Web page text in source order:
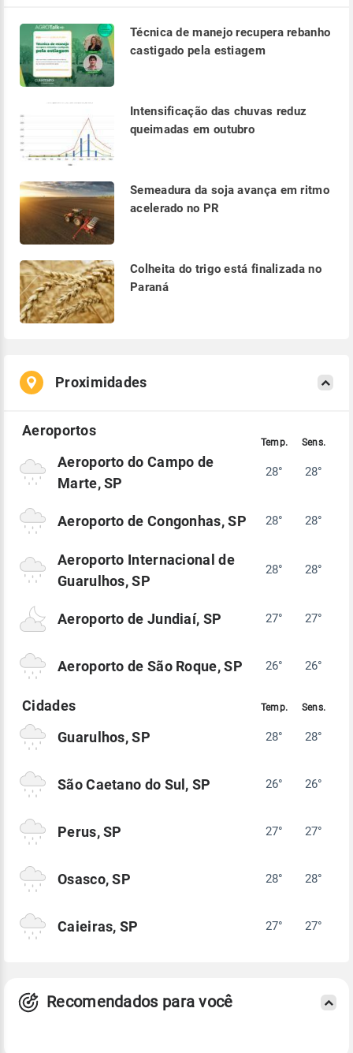
Técnica de manejo recupera rebanho
castigado pela estiagem
Intensificação das chuvas reduz
queimadas em outubro
Semeadura da soja avança em ritmo
acelerado no PR
Colheita do trigo está finalizada no
Paraná
Proximidades
Aeroporto do Campo de
Marte, SP
28° 28°
Aeroporto de Congonhas, SP 28° 28°
Aeroporto Internacional de
Guarulhos, SP
28° 28°
Aeroporto de Jundiaí, SP 27° 27°
Aeroporto de São Roque, SP 26° 26°
Guarulhos, SP 28° 28°
São Caetano do Sul, SP 26° 26°
Perus, SP 27° 27°
Osasco, SP 28° 28°
Caieiras, SP 27° 27°
Recomendados para você